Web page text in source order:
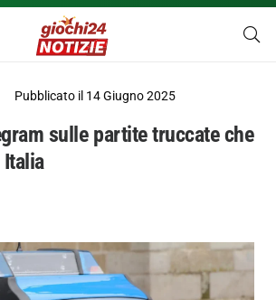
Pubblicato il 14 Giugno 2025
sulle partite truccate che